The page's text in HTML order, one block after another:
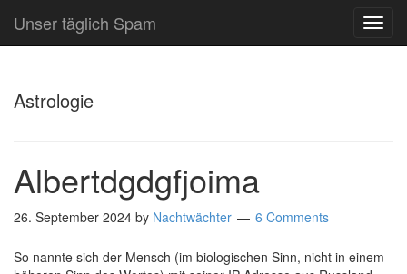
Unser täglich Spam
Astrologie
Albertdgdgfjoima
26. September 2024 by Nachtwächter 6 Comments
So nannte sich der Mensch (im biologischen Sinn, nicht in einem